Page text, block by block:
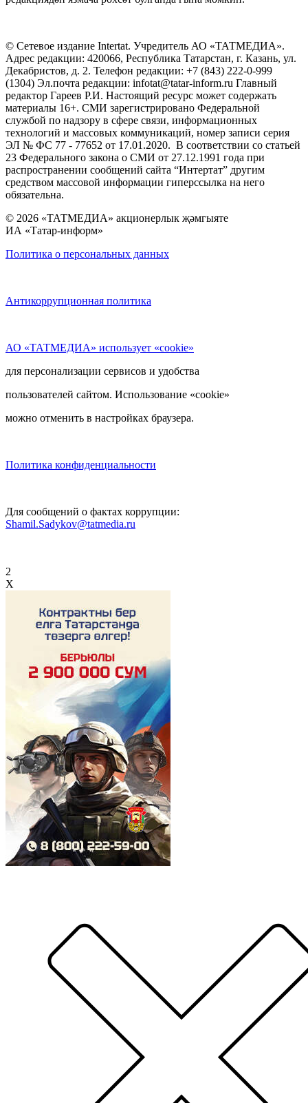
© Сетевое издание Intertat. Учредитель АО «ТАТМЕДИА».
Адрес редакции: 420066, Республика Татарстан, г. Казань, ул.
Декабристов, д. 2. Телефон редакции: +7 (843) 222-0-999
(1304) Эл.почта редакции: infotat@tatar-inform.ru Главный
редактор Гареев Р.И. Настоящий ресурс может содержать
материалы 16+. СМИ зарегистрировано Федеральной
службой по надзору в сфере связи, информационных
технологий и массовых коммуникаций, номер записи серия
ЭЛ № ФС 77 - 77652 от 17.01.2020. В соответствии со статьей
23 Федерального закона о СМИ от 27.12.1991 года при
распространении сообщений сайта “Интертат” другим
средством массовой информации гиперссылка на него
обязательна.
© 2026 «ТАТМЕДИА» акционерлык җәмгыяте
ИА «Татар-информ»
Политика о персональных данных
Антикоррупционная политика
АО «ТАТМЕДИА» использует «cookie»
для персонализации сервисов и удобства
пользователей сайтом. Использование «cookie»
можно отменить в настройках браузера.
Политика конфиденциальности
Для сообщений о фактах коррупции:
Shamil.Sadykov@tatmedia.ru
2
X